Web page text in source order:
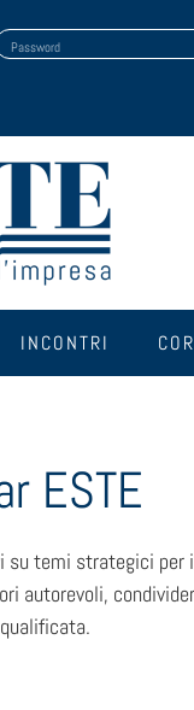
Password
INCONTRI
ESTE
temi strategici per